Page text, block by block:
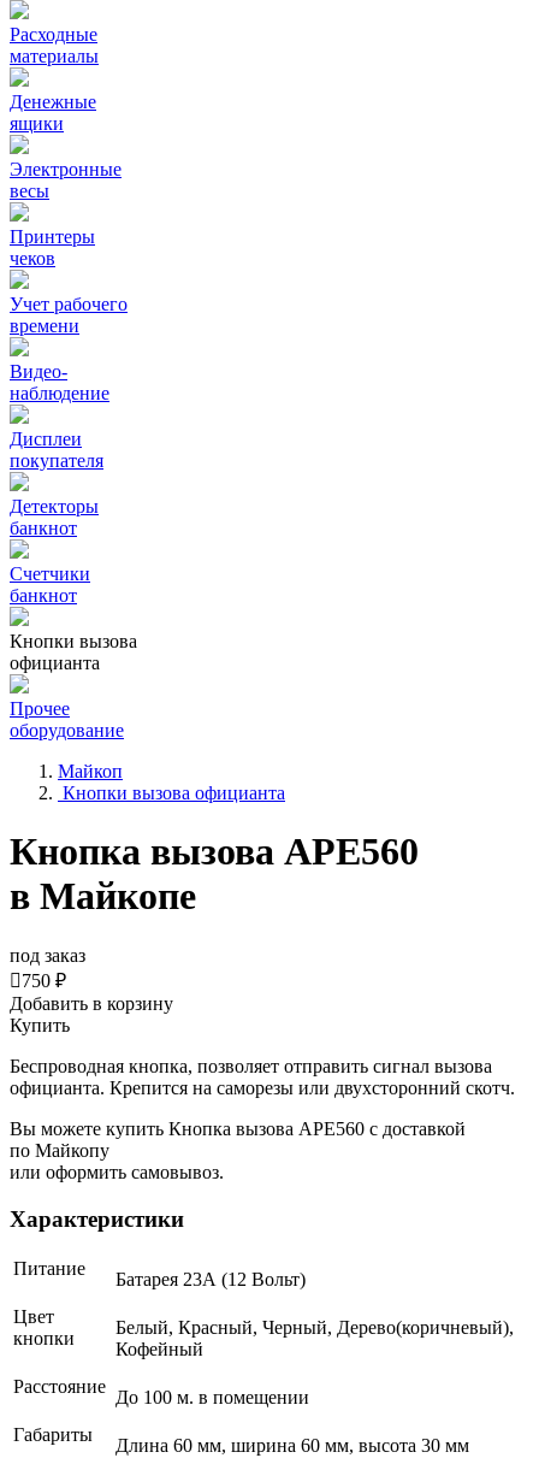
Расходные
материалы
Денежные
ящики
Электронные
весы
Принтеры
чеков
Учет рабочего
времени
Видео‑
наблюдение
Дисплеи
покупателя
Детекторы
банкнот
Счетчики
банкнот
Кнопки вызова
официанта
Прочее
оборудование
Майкоп
Кнопки вызова официанта
Кнопка вызова АРЕ560
в Майкопе
под заказ
750 ₽
Добавить в корзину
Купить
Беспроводная кнопка, позволяет отправить сигнал вызова
официанта. Крепится на саморезы или двухсторонний скотч.
Вы можете купить Кнопка вызова АРЕ560 с доставкой
по Майкопу
или оформить самовывоз.
Характеристики
Питание
Батарея 23А (12 Вольт)
Цвет
кнопки
Белый, Красный, Черный, Дерево(коричневый),
Кофейный
Расстояние
До 100 м. в помещении
Габариты
Длина 60 мм, ширина 60 мм, высота 30 мм